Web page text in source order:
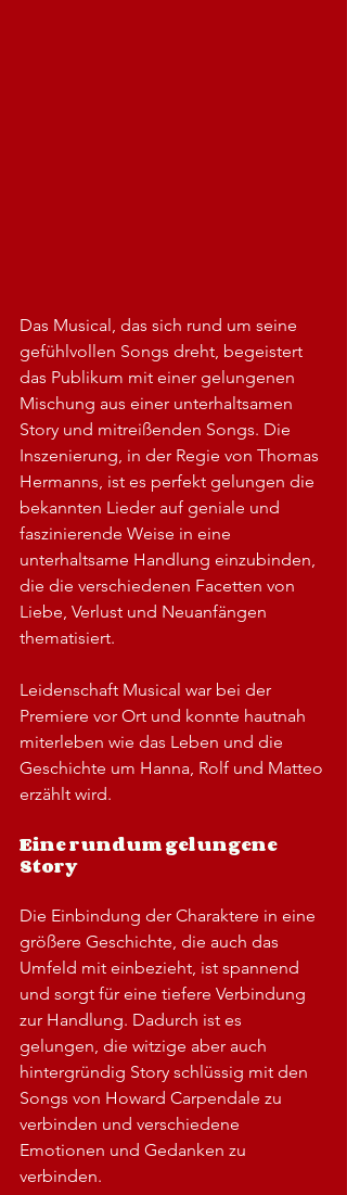
Das Musical, das sich rund um seine
gefühlvollen Songs dreht, begeistert
das Publikum mit einer gelungenen
Mischung aus einer unterhaltsamen
Story und mitreißenden Songs. Die
Inszenierung, in der Regie von Thomas
Hermanns, ist es perfekt gelungen die
bekannten Lieder auf geniale und
faszinierende Weise in eine
unterhaltsame Handlung einzubinden,
die die verschiedenen Facetten von
Liebe, Verlust und Neuanfängen
thematisiert.
Leidenschaft Musical war bei der
Premiere vor Ort und konnte hautnah
miterleben wie das Leben und die
Geschichte um Hanna, Rolf und Matteo
erzählt wird.
Eine rundum gelungene
Story
Die Einbindung der Charaktere in eine
größere Geschichte, die auch das
Umfeld mit einbezieht, ist spannend
und sorgt für eine tiefere Verbindung
zur Handlung. Dadurch ist es
gelungen, die witzige aber auch
hintergründig Story schlüssig mit den
Songs von Howard Carpendale zu
verbinden und verschiedene
Emotionen und Gedanken zu
verbinden.